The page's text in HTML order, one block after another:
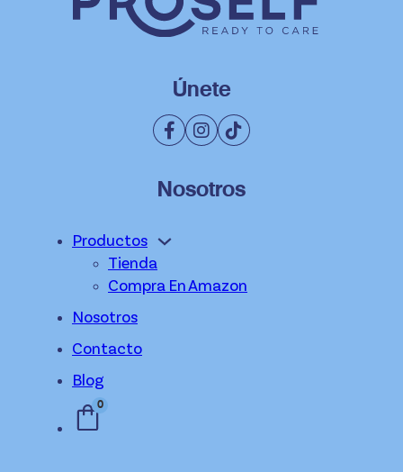
Únete
Nosotros
Productos
Tienda
Compra En Amazon
Nosotros
Contacto
Blog
0